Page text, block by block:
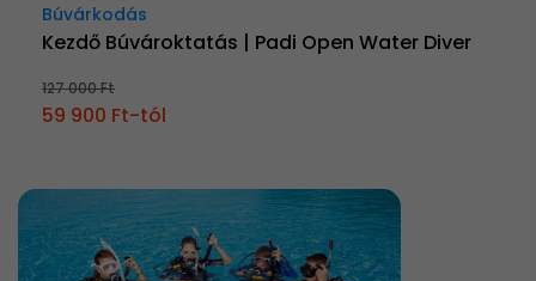
Búvárkodás
Kezdő Búvároktatás | Padi Open Water Diver
127 000 Ft
59 900 Ft-tól